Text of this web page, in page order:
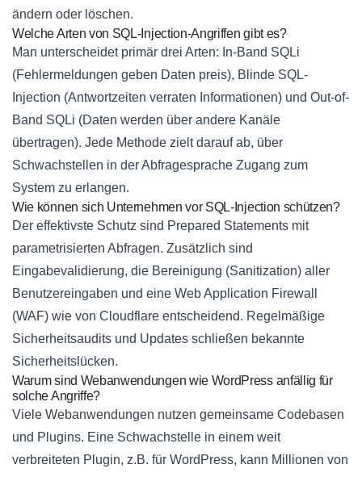
ändern oder löschen.
Welche Arten von SQL-Injection-Angriffen gibt es?
Man unterscheidet primär drei Arten: In-Band SQLi
(Fehlermeldungen geben Daten preis), Blinde SQL-
Injection (Antwortzeiten verraten Informationen) und Out-of-
Band SQLi (Daten werden über andere Kanäle
übertragen). Jede Methode zielt darauf ab, über
Schwachstellen in der Abfragesprache Zugang zum
System zu erlangen.
Wie können sich Unternehmen vor SQL-Injection schützen?
Der effektivste Schutz sind Prepared Statements mit
parametrisierten Abfragen. Zusätzlich sind
Eingabevalidierung, die Bereinigung (Sanitization) aller
Benutzereingaben und eine Web Application Firewall
(WAF) wie von Cloudflare entscheidend. Regelmäßige
Sicherheitsaudits und Updates schließen bekannte
Sicherheitslücken.
Warum sind Webanwendungen wie WordPress anfällig für
solche Angriffe?
Viele Webanwendungen nutzen gemeinsame Codebasen
und Plugins. Eine Schwachstelle in einem weit
verbreiteten Plugin, z.B. für WordPress, kann Millionen von